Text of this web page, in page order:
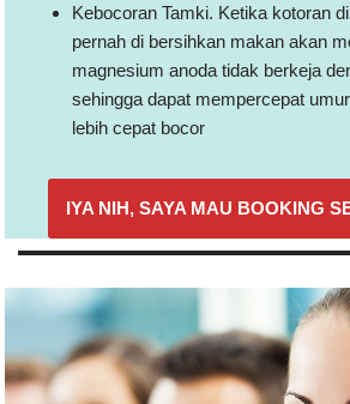
Kebocoran Tamki. Ketika kotoran
pernah di bersihkan makan akan
magnesium anoda tidak berkeja
sehingga dapat mempercepat
lebih cepat bocor
IYA NIH, SAYA MAU BOOKING